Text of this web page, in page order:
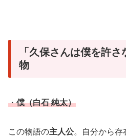
「久保さんは僕を許
物
・僕（白石 純太）
この物語の主人公。自分から存